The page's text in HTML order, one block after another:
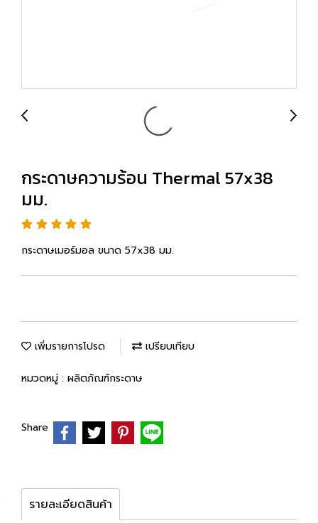
กระดาษความร้อน Thermal 57x38
มม.
กระดาษเมอร์มอล ขนาด 57x38 มม.
เพิ่มรายการโปรด เปรียบเทียบ
หมวดหมู่ : ผลิตภัณฑ์กระดาษ
Share
รายละเอียดสินค้า